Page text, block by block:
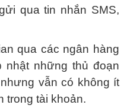
qua tin nhắn SMS,
qua các ngân hàng
nhật những thủ đoạn
vẫn có không ít
trong tài khoản.